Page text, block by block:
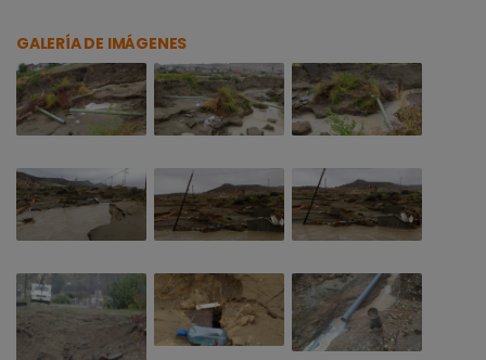
GALERÍA DE IMÁGENES